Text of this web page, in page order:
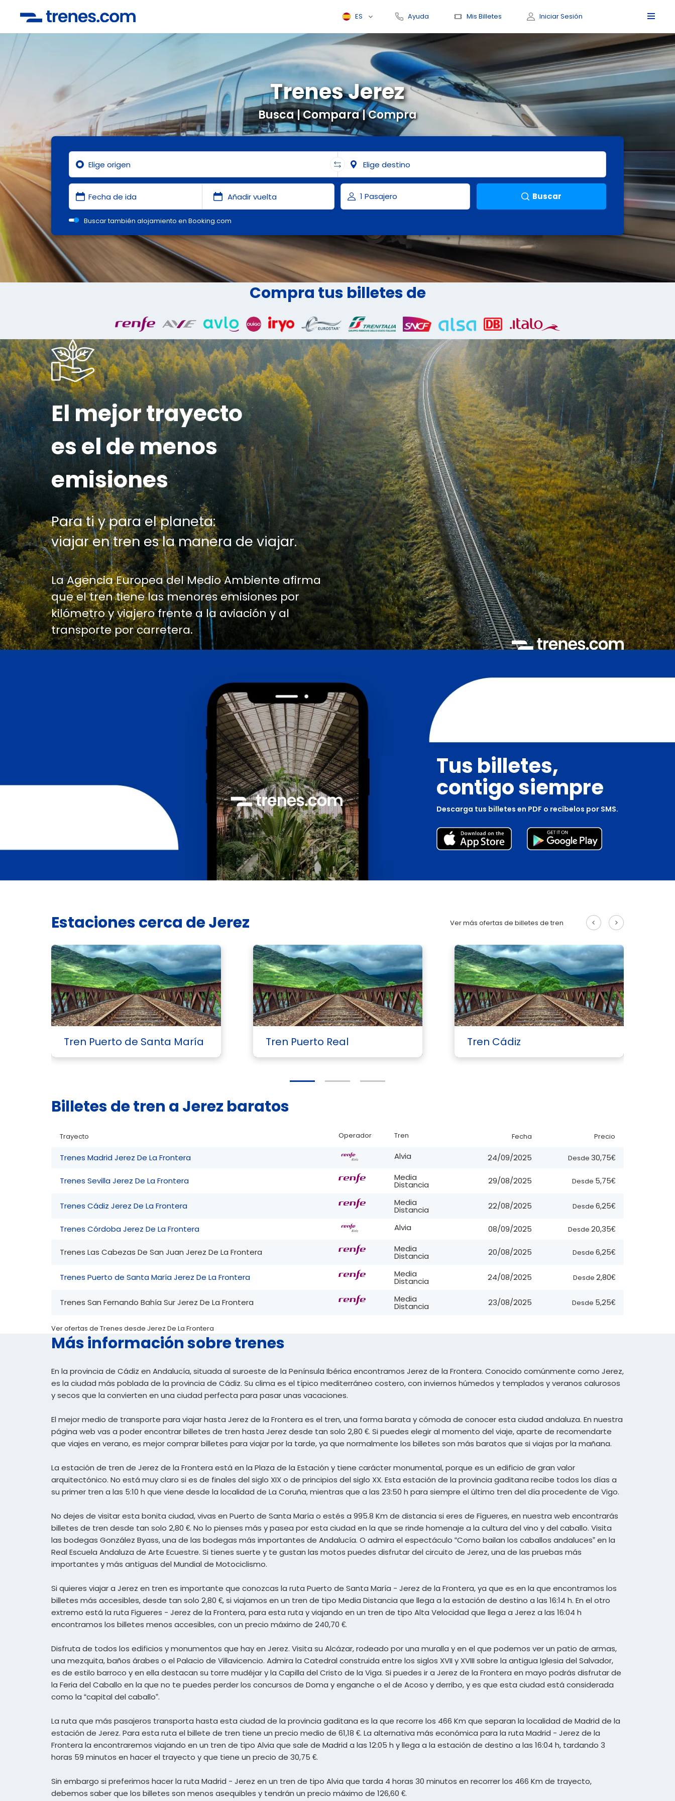
ES Ayuda Mis Billetes Iniciar Sesión
Busca | Compara | Compra
Trenes Jerez
Buscar
Buscar también alojamiento en Booking.com
Compra tus billetes de
El mejor trayecto
es el de menos
emisiones
Para ti y para el planeta:
viajar en tren es la manera de viajar.
La Agencia Europea del Medio Ambiente afirma
que el tren tiene las menores emisiones por
kilómetro y viajero frente a la aviación y al
transporte por carretera.
Tus billetes,
contigo siempre
Descarga tus billetes en PDF o recíbelos por SMS.
Estaciones cerca de Jerez Ver más ofertas de billetes de tren
Tren Puerto de Santa María Tren Puerto Real Tren Cádiz
Billetes de tren a Jerez baratos
Trayecto Operador Tren Fecha Precio
Trenes Madrid Jerez De La Frontera Alvia 24/09/2025 Desde 30,75€
Trenes Sevilla Jerez De La Frontera Media
Distancia 29/08/2025 Desde 5,75€
Trenes Cádiz Jerez De La Frontera Media
Distancia 22/08/2025 Desde 6,25€
Trenes Córdoba Jerez De La Frontera Alvia 08/09/2025 Desde 20,35€
Trenes Las Cabezas De San Juan Jerez De La Frontera Media
Distancia 20/08/2025 Desde 6,25€
Trenes Puerto de Santa María Jerez De La Frontera Media
Distancia 24/08/2025 Desde 2,80€
Trenes San Fernando Bahía Sur Jerez De La Frontera Media
Distancia 23/08/2025 Desde 5,25€
Ver ofertas de Trenes desde Jerez De La Frontera
Más información sobre trenes
En la provincia de Cádiz en Andalucía, situada al suroeste de la Península Ibérica encontramos Jerez de la Frontera. Conocido comúnmente como Jerez,
es la ciudad más poblada de la provincia de Cádiz. Su clima es el típico mediterráneo costero, con inviernos húmedos y templados y veranos calurosos
y secos que la convierten en una ciudad perfecta para pasar unas vacaciones.
El mejor medio de transporte para viajar hasta Jerez de la Frontera es el tren, una forma barata y cómoda de conocer esta ciudad andaluza. En nuestra
página web vas a poder encontrar billetes de tren hasta Jerez desde tan solo 2,80 €. Si puedes elegir al momento del viaje, aparte de recomendarte
que viajes en verano, es mejor comprar billetes para viajar por la tarde, ya que normalmente los billetes son más baratos que si viajas por la mañana.
La estación de tren de Jerez de la Frontera está en la Plaza de la Estación y tiene carácter monumental, porque es un edificio de gran valor
arquitectónico. No está muy claro si es de finales del siglo XIX o de principios del siglo XX. Esta estación de la provincia gaditana recibe todos los días a
su primer tren a las 5:10 h que viene desde la localidad de La Coruña, mientras que a las 23:50 h para siempre el último tren del día procedente de Vigo.
No dejes de visitar esta bonita ciudad, vivas en Puerto de Santa María o estés a 995.8 Km de distancia si eres de Figueres, en nuestra web encontrarás
billetes de tren desde tan solo 2,80 €. No lo pienses más y pasea por esta ciudad en la que se rinde homenaje a la cultura del vino y del caballo. Visita
las bodegas González Byass, una de las bodegas más importantes de Andalucía. O admira el espectáculo “Como bailan los caballos andaluces” en la
Real Escuela Andaluza de Arte Ecuestre. Si tienes suerte y te gustan las motos puedes disfrutar del circuito de Jerez, una de las pruebas más
importantes y más antiguas del Mundial de Motociclismo.
Si quieres viajar a Jerez en tren es importante que conozcas la ruta Puerto de Santa María - Jerez de la Frontera, ya que es en la que encontramos los
billetes más accesibles, desde tan solo 2,80 €, si viajamos en un tren de tipo Media Distancia que llega a la estación de destino a las 16:14 h. En el otro
extremo está la ruta Figueres - Jerez de la Frontera, para esta ruta y viajando en un tren de tipo Alta Velocidad que llega a Jerez a las 16:04 h
encontramos los billetes menos accesibles, con un precio máximo de 240,70 €.
Disfruta de todos los edificios y monumentos que hay en Jerez. Visita su Alcázar, rodeado por una muralla y en el que podemos ver un patio de armas,
una mezquita, baños árabes o el Palacio de Villavicencio. Admira la Catedral construida entre los siglos XVII y XVIII sobre la antigua Iglesia del Salvador,
es de estilo barroco y en ella destacan su torre mudéjar y la Capilla del Cristo de la Viga. Si puedes ir a Jerez de la Frontera en mayo podrás disfrutar de
la Feria del Caballo en la que no te puedes perder los concursos de Doma y enganche o el de Acoso y derribo, y es que esta ciudad está considerada
como la “capital del caballo”.
La ruta que más pasajeros transporta hasta esta ciudad de la provincia gaditana es la que recorre los 466 Km que separan la localidad de Madrid de la
estación de Jerez. Para esta ruta el billete de tren tiene un precio medio de 61,18 €. La alternativa más económica para la ruta Madrid - Jerez de la
Frontera la encontraremos viajando en un tren de tipo Alvia que sale de Madrid a las 12:05 h y llega a la estación de destino a las 16:04 h, tardando 3
horas 59 minutos en hacer el trayecto y que tiene un precio de 30,75 €.
Sin embargo si preferimos hacer la ruta Madrid - Jerez en un tren de tipo Alvia que tarda 4 horas 30 minutos en recorrer los 466 Km de trayecto,
debemos saber que los billetes son menos asequibles y tendrán un precio máximo de 126,60 €.